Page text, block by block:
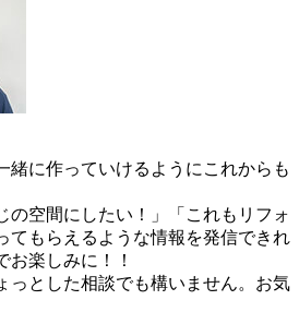
緒に作っていけるようにこれからも
の空間にしたい！」「これもリフォ
てもらえるような情報を発信できれ
お楽しみに！！
っとした相談でも構いません。お気